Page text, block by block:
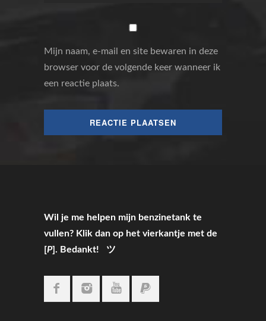
Mijn naam, e-mail en site bewaren in deze
browser voor de volgende keer wanneer ik
een reactie plaats.
Wil je me helpen mijn benzinetank te
vullen? Klik dan op het vierkantje met de
[P]. Bedankt! ツ